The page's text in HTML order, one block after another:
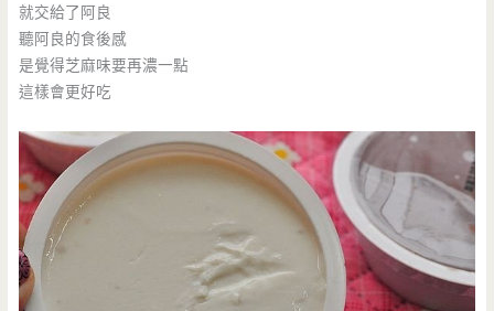
就交給了阿良
聽阿良的食後感
是覺得芝麻味要再濃一點
這樣會更好吃